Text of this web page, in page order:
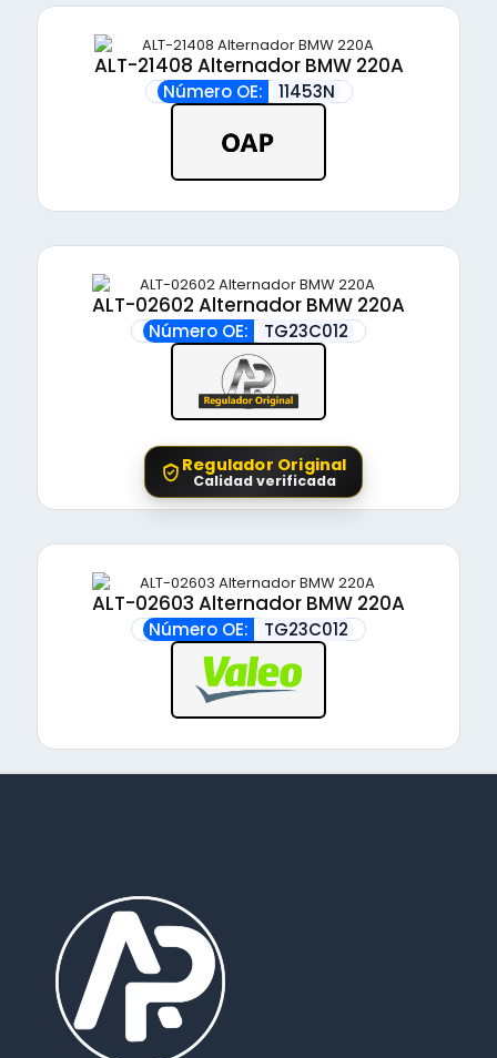
ALT-21408 Alternador BMW 220A
Número OE: 11453N
ALT-02602 Alternador BMW 220A
Número OE: TG23C012
Regulador Original
Calidad verificada
ALT-02603 Alternador BMW 220A
Número OE: TG23C012